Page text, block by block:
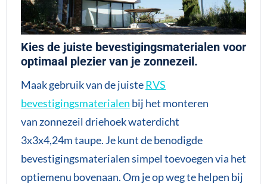
Kies de juiste bevestigingsmaterialen voor
optimaal plezier van je zonnezeil.
Maak gebruik van de juisteRVS
bevestigingsmaterialen bij het monteren
van zonnezeil driehoek waterdicht
3x3x4,24m taupe. Je kunt de benodigde
bevestigingsmaterialen simpel toevoegen via het
optiemenu bovenaan. Om je op weg te helpen bij